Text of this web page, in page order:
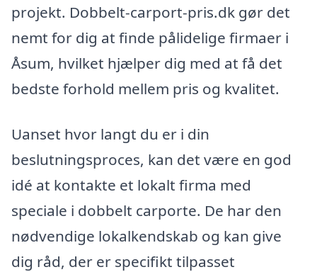
projekt. Dobbelt-carport-pris.dk gør det
nemt for dig at finde pålidelige firmaer i
Åsum, hvilket hjælper dig med at få det
bedste forhold mellem pris og kvalitet.
Uanset hvor langt du er i din
beslutningsproces, kan det være en god
idé at kontakte et lokalt firma med
speciale i dobbelt carporte. De har den
nødvendige lokalkendskab og kan give
dig råd, der er specifikt tilpasset